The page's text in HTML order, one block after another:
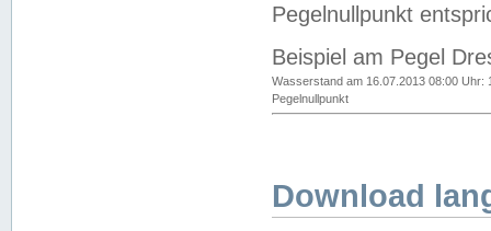
Pegelnullpunkt
Beispiel am Pegel
Wasserstand am 16.07.2013 08:00 Uhr:
Pegelnullpunkt
Download